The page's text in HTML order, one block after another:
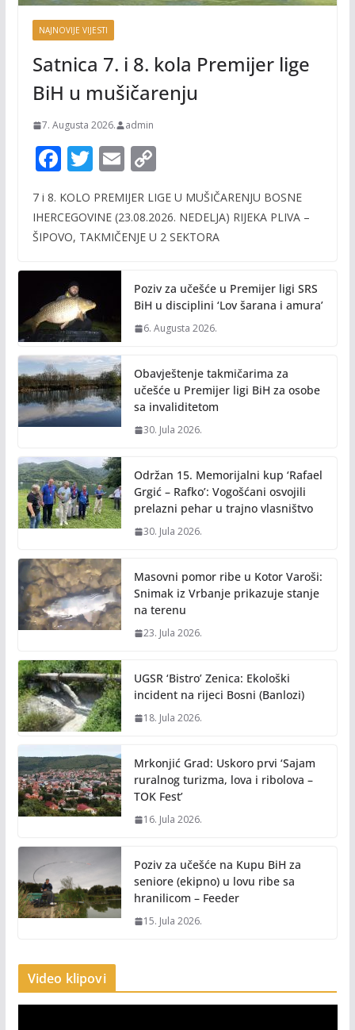
NAJNOVIJE VIJESTI
Satnica 7. i 8. kola Premijer lige
BiH u mušičarenju
7. Augusta 2026. admin
F
e
b
o
k
T
itt
er
E
ai
l
C
p
y
n
k
7 i 8. KOLO PREMIJER LIGE U MUŠIČARENJU BOSNE
IHERCEGOVINE (23.08.2026. NEDELJA) RIJEKA PLIVA –
ŠIPOVO, TAKMIČENJE U 2 SEKTORA
Poziv za učešće u Premijer ligi SRS
BiH u disciplini ‘Lov šarana i amura’
6. Augusta 2026.
Obavještenje takmičarima za
učešće u Premijer ligi BiH za osobe
sa invaliditetom
30. Jula 2026.
Održan 15. Memorijalni kup ‘Rafael
Grgić – Rafko’: Vogošćani osvojili
prelazni pehar u trajno vlasništvo
30. Jula 2026.
Masovni pomor ribe u Kotor Varoši:
Snimak iz Vrbanje prikazuje stanje
na terenu
23. Jula 2026.
UGSR ‘Bistro’ Zenica: Ekološki
incident na rijeci Bosni (Banlozi)
18. Jula 2026.
Mrkonjić Grad: Uskoro prvi ‘Sajam
ruralnog turizma, lova i ribolova –
TOK Fest’
16. Jula 2026.
Poziv za učešće na Kupu BiH za
seniore (ekipno) u lovu ribe sa
hranilicom – Feeder
15. Jula 2026.
Video klipovi